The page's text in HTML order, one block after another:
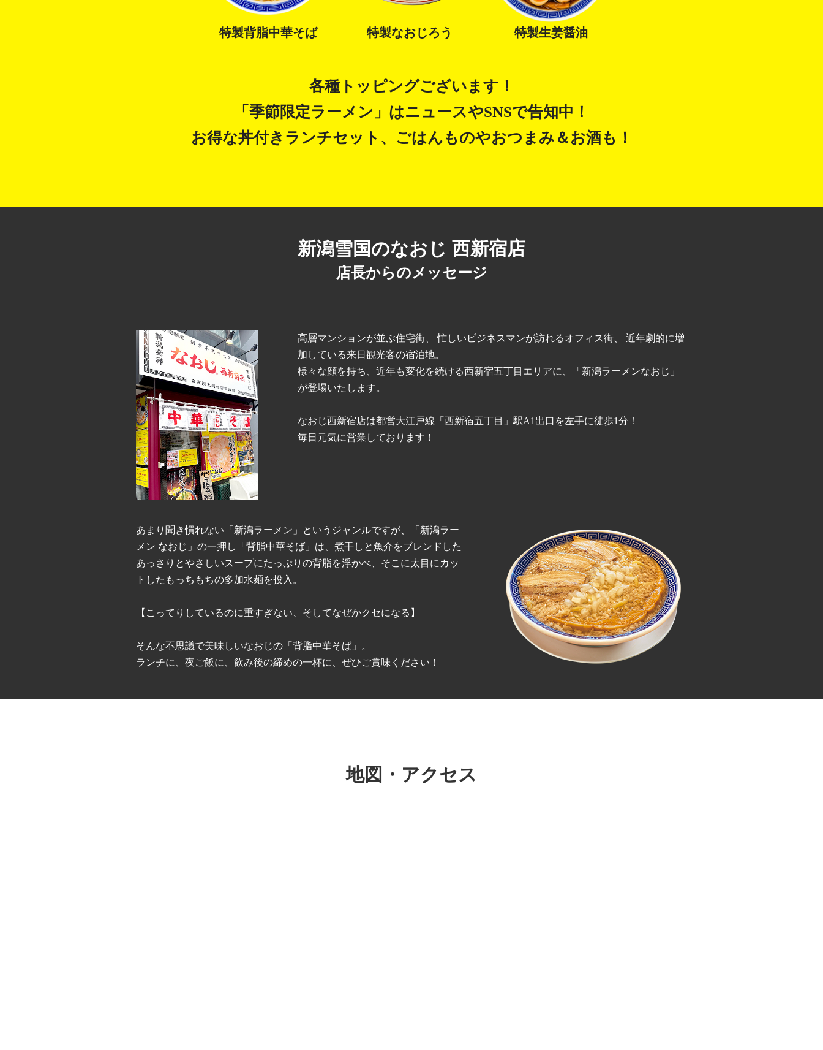
特製背脂中華そば 特製なおじろう 特製生姜醤油
各種トッピングございます！
「季節限定ラーメン」はニュースやSNSで告知中！
お得な丼付きランチセット、
ごはんものやおつまみ＆お酒も！
新潟雪国のなおじ 西新宿店
店長からのメッセージ
高層マンションが並ぶ住宅街、 忙しいビジネスマンが訪れるオフィス街、 近年劇的に増
加している来日観光客の宿泊地。
様々な顔を持ち、近年も変化を続ける西新宿五丁目エリアに、「新潟ラーメンなおじ」
が登場いたします。
なおじ西新宿店は都営大江戸線「西新宿五丁目」駅A1出口を左手に徒歩1分！
毎日元気に営業しております！
あまり聞き慣れない「新潟ラーメン」というジャンルですが、「新潟ラー
メン なおじ」の一押し「背脂中華そば」は、煮干しと魚介をブレンドした
あっさりとやさしいスープにたっぷりの背脂を浮かべ、そこに太目にカッ
トしたもっちもちの多加水麺を投入。
【こってりしているのに重すぎない、そしてなぜかクセになる】
そんな不思議で美味しいなおじの「背脂中華そば」。
ランチに、夜ご飯に、飲み後の締めの一杯に、ぜひご賞味ください！
地図・アクセス